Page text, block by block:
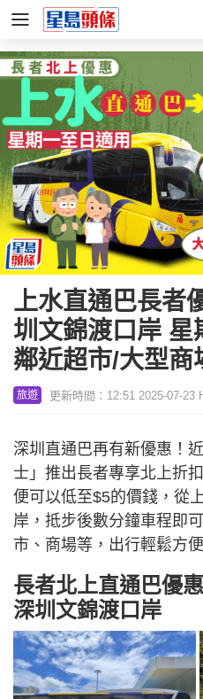
上水直通巴長者
圳文錦渡口岸 星
鄰近超市/大型商
旅遊 更新時間：12:51 2025-07-23
深圳直通巴再有新優惠！近
士」推出長者專享北上折
便可以低至$5的價錢，從
岸，抵步後數分鐘車程即
市、商場等，出行輕鬆方便
長者北上直通巴優
深圳文錦渡口岸